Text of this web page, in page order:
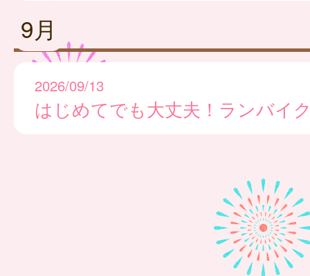
9月
2026/09/13
はじめてでも大丈夫！ランバイ